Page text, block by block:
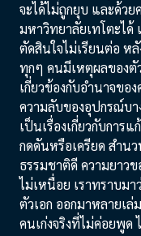
จะได้ไม่ถูกยุบ และด้วย
มหาวิทยาลัยเทโตะได้
ตัดสินใจไม่เรียนต่อ ห
ทุกๆ คนมีเหตุผลของตั
เกี่ยวข้องกับอำนาจขอ
ความลับของอุปกรณ์บา
เป็นเรื่องเกี่ยวกับการ
กดดันหรือเครียด สำ
ธรรมชาติดี ความยาว
ไม่เหนื่อย เราทราบม
ตัวเอก ออกมาหลายเ
คนเก่งจริงที่ไม่ค่อยพูด